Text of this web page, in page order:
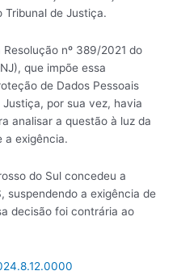
de Justiça.
Resolução nº 389/2021 do
que impõe essa
de Dados Pessoais
Justiça, por sua vez, havia
analisar a questão à luz da
a exigência.
do Sul concedeu a
suspendendo a exigência de
decisão foi contrária ao